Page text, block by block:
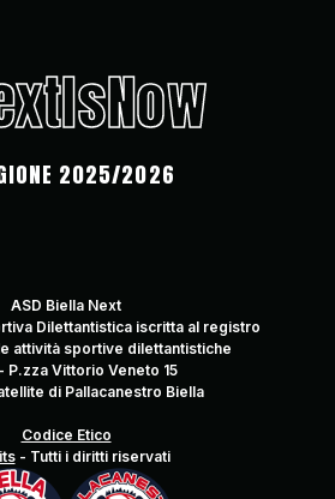
2025/2026
ASD Biella Next
Dilettantistica iscritta al registro
attività sportive dilettantistiche
P.zza Vittorio Veneto 15
di Pallacanestro Biella
Codice Etico
- Tutti i diritti riservati